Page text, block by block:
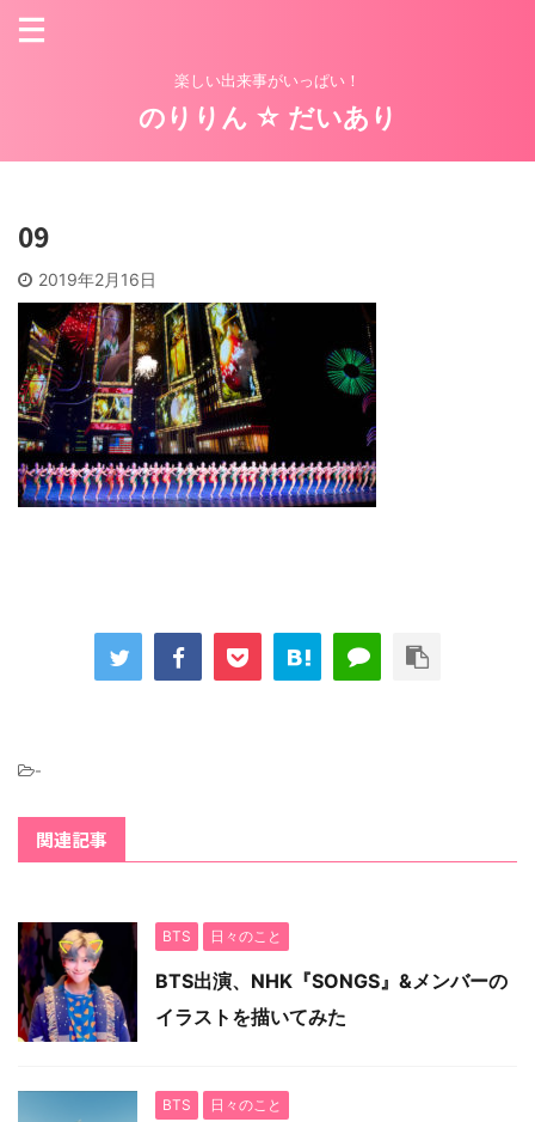
楽しい出来事がいっぱい！
のりりん ☆ だいあり
09
2019年2月16日
-
関連記事
BTS 日々のこと
BTS出演、NHK『SONGS』&メンバーの
イラストを描いてみた
BTS 日々のこと